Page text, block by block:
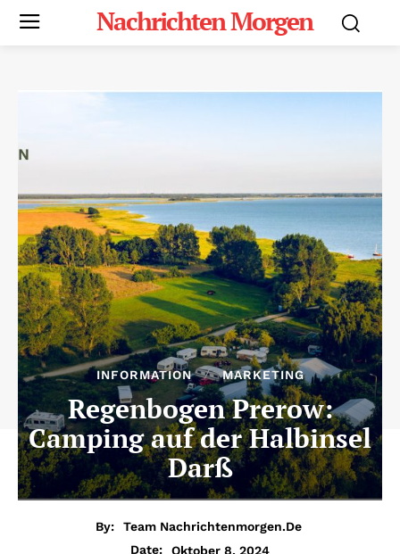
Nachrichten Morgen
INFORMATION MARKETING
Regenbogen Prerow:
Camping auf der Halbinsel
Darß
By:
Team Nachrichtenmorgen.de
Date:
Oktober 8, 2024